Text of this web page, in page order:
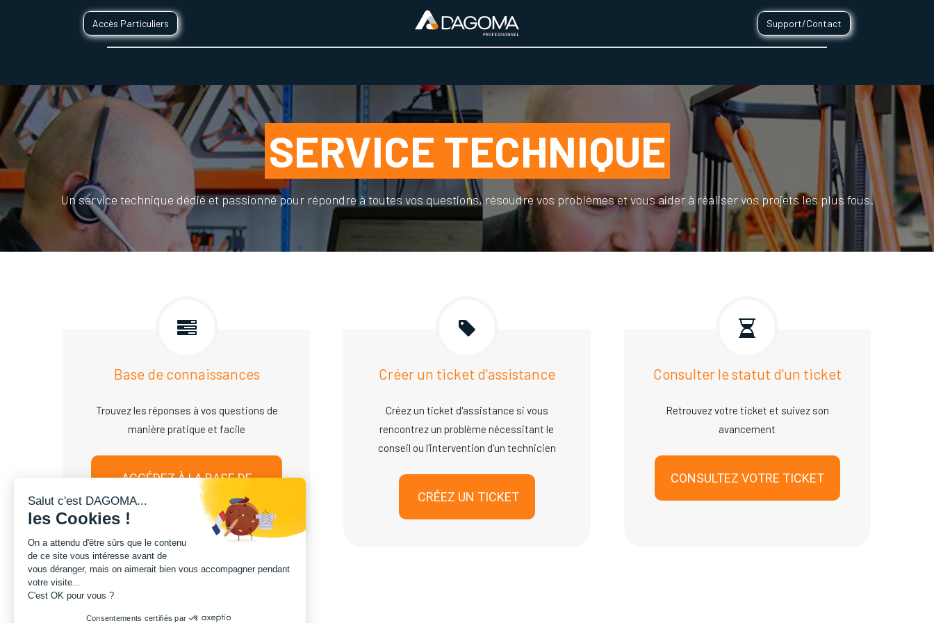
Accès Particuliers Support/Contact
SERVICE TECHNIQUE
Un service technique dédié et passionné pour répondre à toutes vos questions, résoudre vos problèmes et vous aider à réaliser vos projets les plus fous.
Base de connaissances
Trouvez les réponses à vos questions de
manière pratique et facile
ACCÉDEZ À LA BASE DE
TUTOS
Créer un ticket d'assistance
Créez un ticket d'assistance si vous
rencontrez un problème nécessitant le
conseil ou l'intervention d'un technicien
CRÉEZ UN TICKET
Consulter le statut d'un ticket
Retrouvez votre ticket et suivez son
avancement
CONSULTEZ VOTRE TICKET
Salut c'est DAGOMA...
les Cookies !
On a attendu d'être sûrs que le contenu
de ce site vous intéresse avant de
vous déranger, mais on aimerait bien vous accompagner pendant
votre visite...
C'est OK pour vous ?
Consentements certifiés par